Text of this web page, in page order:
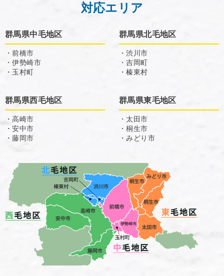
対応エリア
群馬県中毛地区
・前橋市
・伊勢崎市
・玉村町
群馬県北毛地区
・渋川市
・吉岡町
・榛東村
群馬県西毛地区
・高崎市
・安中市
・藤岡市
群馬県東毛地区
・太田市
・桐生市
・みどり市